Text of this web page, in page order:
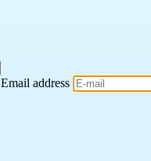
Email address